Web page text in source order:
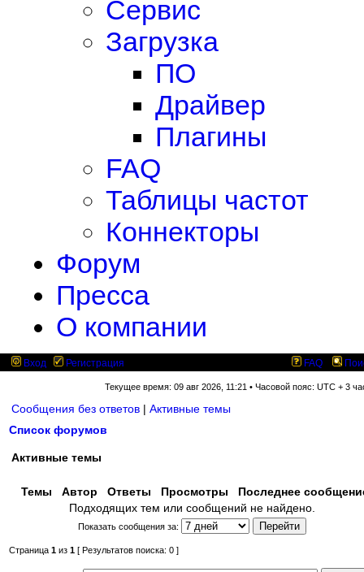
Сервис
Загрузка
ПО
Драйвер
Плагины
FAQ
Таблицы частот
Коннекторы
Форум
Пресса
О компании
Вход Регистрация FAQ
Текущее время: 09 авг 2026, 11:21 • Часовой пояс: UTC + 3
Сообщения без ответов | Активные темы
Список форумов
Активные темы
Темы Автор Ответы Просмотры
Последнее
Подходящих тем или сообщений не найдено.
Показать сообщения за:
Страница 1 из 1 [ Результатов поиска: 0 ]